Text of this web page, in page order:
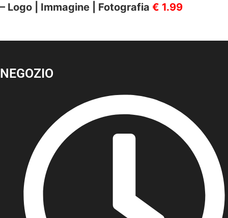
– Logo | Immagine | Fotografia € 1.99
NEGOZIO